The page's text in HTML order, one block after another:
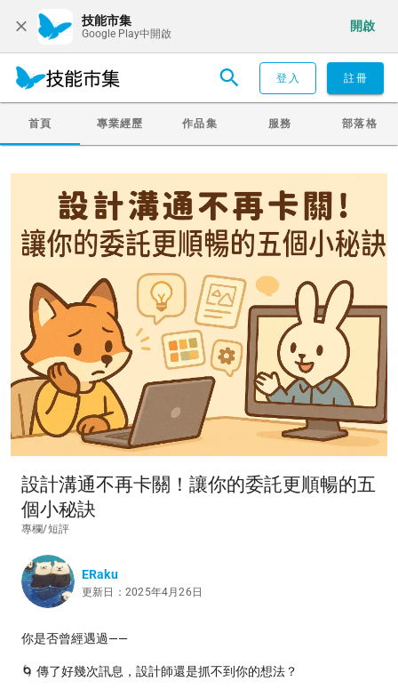
技能市集
Google Play中開啟
開啟
登入 註冊
首頁 專業經歷 作品集 服務 部落格
設計溝通不再卡關！讓你的委託更順暢的五
個小秘訣
專欄/短評
ERaku
更新日：2025年4月26日
你是否曾經遇過——
🌀 傳了好幾次訊息，設計師還是抓不到你的想法？